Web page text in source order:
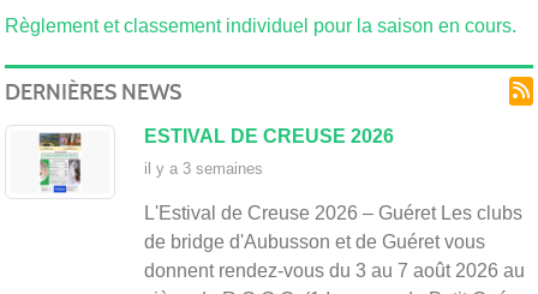
Règlement et classement individuel pour la saison en cours.
DERNIÈRES NEWS
ESTIVAL DE CREUSE 2026
il y a 3 semaines
L'Estival de Creuse 2026 – Guéret Les clubs
de bridge d'Aubusson et de Guéret vous
donnent rendez-vous du 3 au 7 août 2026 au